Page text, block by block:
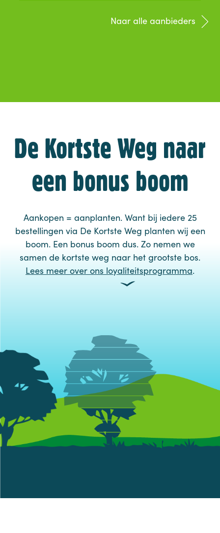
Naar alle aanbieders
De Kortste Weg naar
een bonus boom
Aankopen = aanplanten. Want bij iedere 25
bestellingen via De Kortste Weg planten wij een
boom. Een bonus boom dus. Zo nemen we
samen de kortste weg naar het grootste bos.
Lees meer over ons loyaliteitsprogramma.